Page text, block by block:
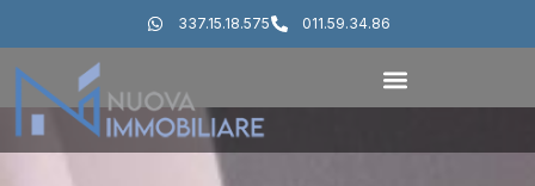
337.15.18.575 011.59.34.86